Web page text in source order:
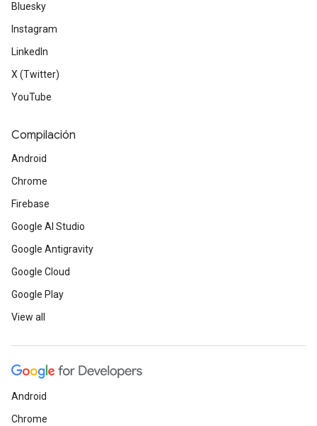
Bluesky
Instagram
LinkedIn
X (Twitter)
YouTube
Compilación
Android
Chrome
Firebase
Google AI Studio
Google Antigravity
Google Cloud
Google Play
View all
Android
Chrome